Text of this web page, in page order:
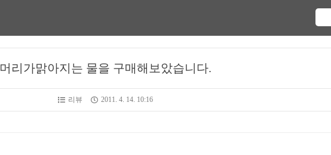
머리가맑아지는 물을 구매해보았습니다.
리뷰 2011. 4. 14. 10:16